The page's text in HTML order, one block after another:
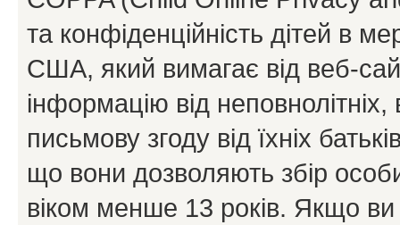
та конфіденційність дітей в
США, який вимагає від веб-
інформацію від
письмову згоду від їхніх
що вони дозволяють збір
віком менше 13 років. Якщо